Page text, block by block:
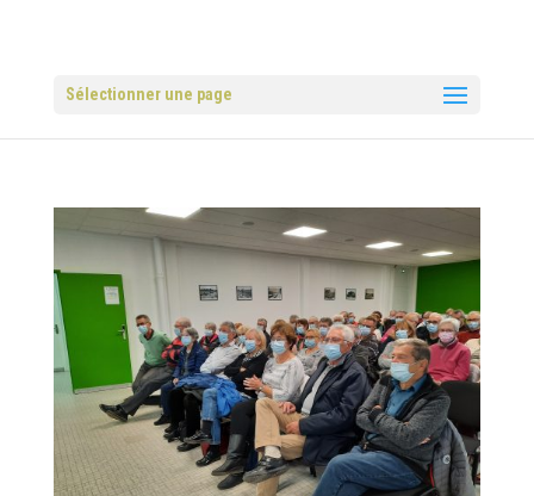
Sélectionner une page